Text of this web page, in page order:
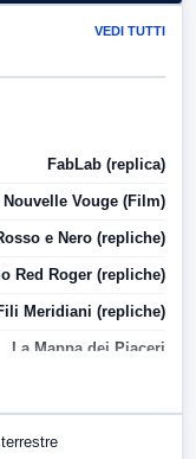
VEDI TUTTI
FabLab (replica)
Nouvelle Vouge (Film)
e Nero (repliche)
Red Roger (repliche)
Meridiani (repliche)
La Mappa dei Piaceri
LabNews (replica)